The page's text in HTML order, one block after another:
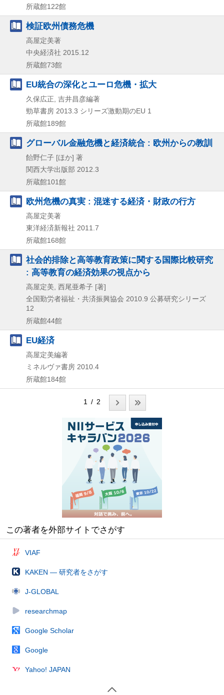
所蔵館122館
検証欧州債務危機
高屋定美著
中央経済社 2015.12
所蔵館73館
EU統合の深化とユーロ危機・拡大
久保広正, 吉井昌彦編著
勁草書房 2013.3 シリーズ激動期のEU 1
所蔵館189館
グローバル金融危機と経済統合 : 欧州からの教訓
飴野仁子 [ほか] 著
関西大学出版部 2012.3
所蔵館101館
欧州危機の真実 : 混迷する経済・財政の行方
高屋定美著
東洋経済新報社 2011.7
所蔵館168館
社会的排除と高等教育政策に関する国際比較研究
: 高等教育の経済効果の視点から
高屋定美, 西尾亜希子 [著]
全国勤労者福祉・共済振興協会 2010.9 公募研究シリーズ
12
所蔵館44館
EU経済
高屋定美編著
ミネルヴァ書房 2010.4
所蔵館184館
1 / 2
この著者を外部サイトでさがす
VIAF
KAKEN — 研究者をさがす
J-GLOBAL
researchmap
Google Scholar
Google
Yahoo! JAPAN